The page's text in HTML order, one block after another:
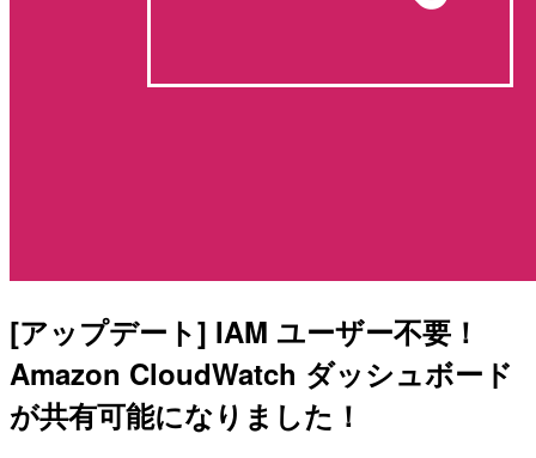
[アップデート] IAM ユーザー不要！
Amazon CloudWatch ダッシュボード
が共有可能になりました！